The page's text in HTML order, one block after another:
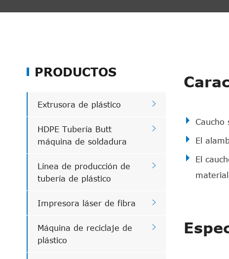
PRODUCTOS
Extrusora de plástico 
HDPE Tubería Butt
máquina de soldadura

Línea de producción de
tubería de plástico

Impresora láser de fibra 
Máquina de reciclaje de
plástico

El
El